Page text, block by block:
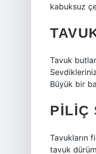
kabuksuz
Tavuk
Büyük bir
PILIÇ
Tavukların
tavuk